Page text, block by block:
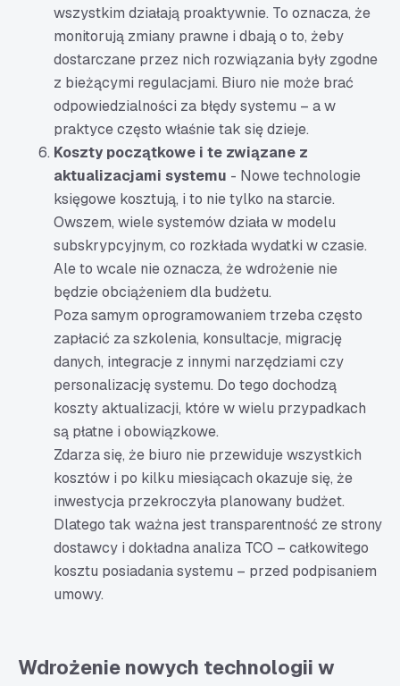
wszystkim działają proaktywnie. To oznacza, że
monitorują zmiany prawne i dbają o to, żeby
dostarczane przez nich rozwiązania były zgodne
z bieżącymi regulacjami. Biuro nie może brać
odpowiedzialności za błędy systemu – a w
praktyce często właśnie tak się dzieje.
Koszty początkowe i te związane z
aktualizacjami systemu - Nowe technologie
księgowe kosztują, i to nie tylko na starcie.
Owszem, wiele systemów działa w modelu
subskrypcyjnym, co rozkłada wydatki w czasie.
Ale to wcale nie oznacza, że wdrożenie nie
będzie obciążeniem dla budżetu.
Poza samym oprogramowaniem trzeba często
zapłacić za szkolenia, konsultacje, migrację
danych, integracje z innymi narzędziami czy
personalizację systemu. Do tego dochodzą
koszty aktualizacji, które w wielu przypadkach
są płatne i obowiązkowe.
Zdarza się, że biuro nie przewiduje wszystkich
kosztów i po kilku miesiącach okazuje się, że
inwestycja przekroczyła planowany budżet.
Dlatego tak ważna jest transparentność ze strony
dostawcy i dokładna analiza TCO – całkowitego
kosztu posiadania systemu – przed podpisaniem
umowy.
Wdrożenie nowych technologii w